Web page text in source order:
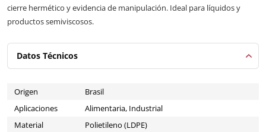
cierre hermético y evidencia de manipulación. Ideal para líquidos y
productos semiviscosos.
Datos Técnicos
Origen
Brasil
Aplicaciones
Alimentaria, Industrial
Material
Polietileno (LDPE)